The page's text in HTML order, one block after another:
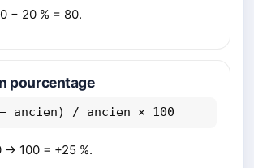
− 20 % = 80.
pourcentage
− ancien) / ancien × 100
→ 100 = +25 %.